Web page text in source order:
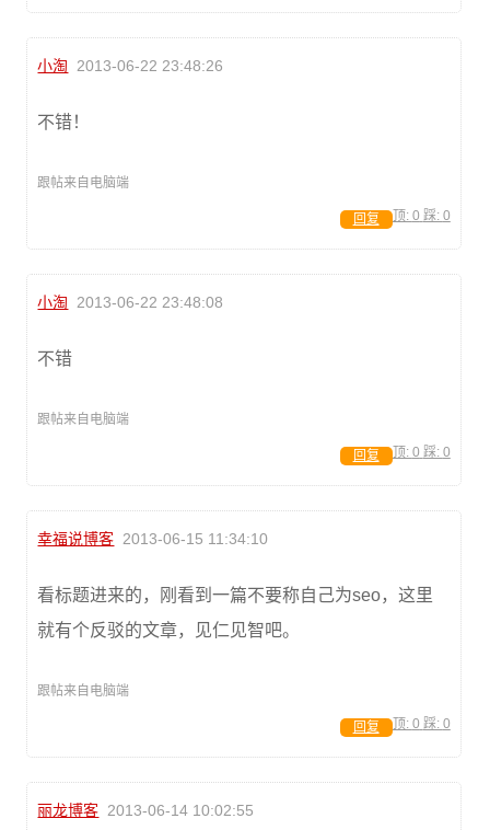
小淘 2013-06-22 23:48:26
不错！
跟帖来自电脑端
顶: 0 踩: 0
回复
小淘 2013-06-22 23:48:08
不错
跟帖来自电脑端
顶: 0 踩: 0
回复
幸福说博客 2013-06-15 11:34:10
看标题进来的，刚看到一篇不要称自己为seo，这里
就有个反驳的文章，见仁见智吧。
跟帖来自电脑端
顶: 0 踩: 0
回复
丽龙博客 2013-06-14 10:02:55